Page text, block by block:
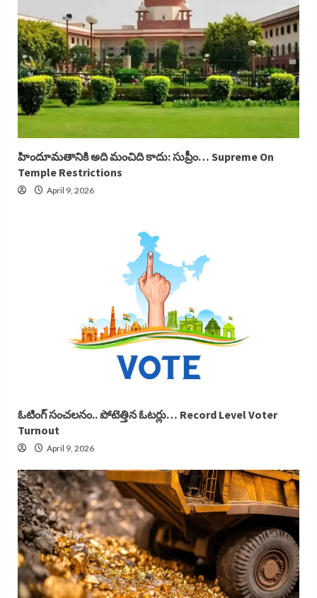
హిందూమతానికి అది మంచిది కాదు: సుప్రీం… Supreme On
Temple Restrictions
April 9, 2026
ఓటింగ్ సంచలనం.. పోటెత్తిన ఓటర్లు… Record Level Voter
Turnout
April 9, 2026